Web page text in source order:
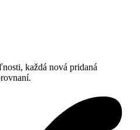
každá nová pridaná